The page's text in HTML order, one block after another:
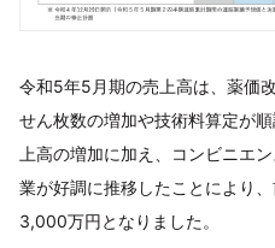
令和5年5月期の売上高は、薬価
せん枚数の増加や技術料算定が
上高の増加に加え、コンビニエ
業が好調に推移したことにより
3,000万円となりました。